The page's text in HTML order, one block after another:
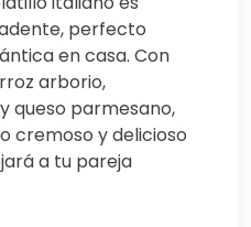
perfecto
en casa. Con
arborio,
queso parmesano,
cremoso y delicioso
a tu pareja